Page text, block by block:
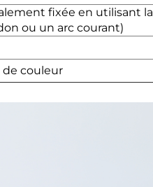
fixée en utilisant la
ou un arc courant)
de couleur